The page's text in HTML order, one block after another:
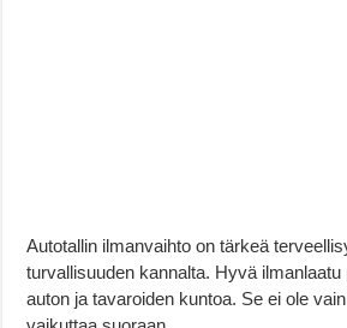
Autotallin ilmanvaihto on tärkeä
turvallisuuden kannalta. Hyvä
auton ja tavaroiden kuntoa. Se ei ole